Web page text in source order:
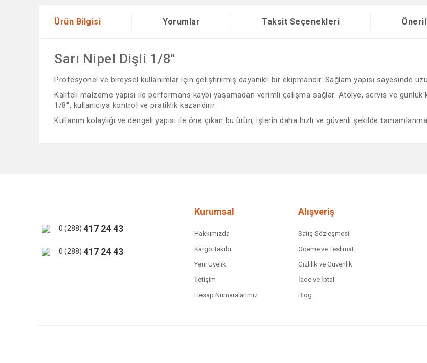
Ürün Bilgisi Yorumlar Taksit Seçenekleri
Sarı Nipel Dişli 1/8''
Profesyonel ve bireysel kullanımlar için geliştirilmiş dayanıklı bir ekipmandır. Sağlam yapısı sayesinde
Kaliteli malzeme yapısı ile performans kaybı yaşamadan verimli çalışma sağlar. Atölye, servis ve günlük
1/8'', kullanıcıya kontrol ve pratiklik kazandırır.
Kullanım kolaylığı ve dengeli yapısı ile öne çıkan bu ürün, işlerin daha hızlı ve güvenli şekilde
Bu ürüne benzer farklı alternatifler olmalı.
0 (288) 417 24 43
0 (288) 417 24 43
Kurumsal
Hakkımızda
Kargo Takibi
Yeni Üyelik
İletişim
Hesap Numaralarımız
Alışveriş
Satış Sözleşmesi
Ödeme ve Teslimat
Gizlilik ve Güvenlik
İade ve İptal
Blog